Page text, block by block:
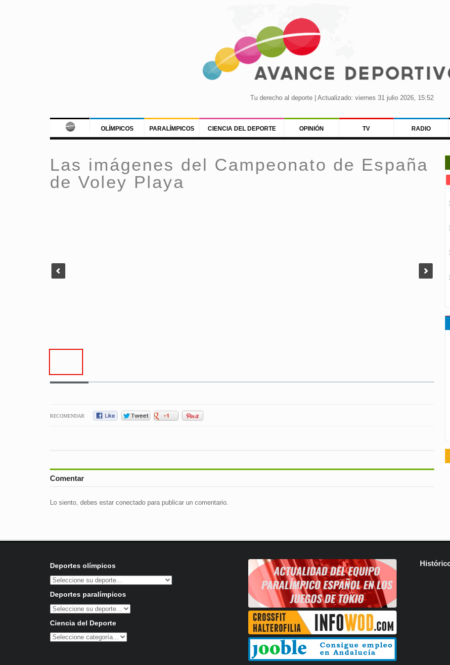
Tu derecho al deporte | Actualizado: viernes 31 julio 2026, 15:52
OLÍMPICOS PARALÍMPICOS CIENCIA DEL DEPORTE OPINIÓN TV RADIO
Las imágenes del Campeonato de España
de Voley Playa
RECOMENDAR
Comentar
Lo siento, debes estar conectadopara publicar un comentario.
Deportes olímpicos
Deportes paralímpicos
Ciencia del Deporte